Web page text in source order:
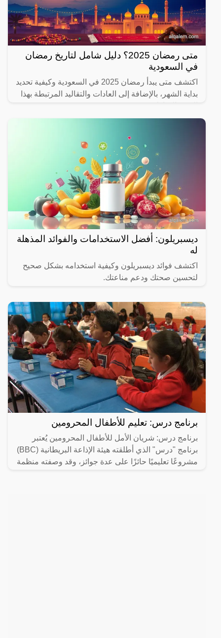
متى رمضان 2025؟ دليل شامل لتاريخ رمضان
في السعودية
اكتشف متى يبدأ رمضان 2025 في السعودية وكيفية تحديد
بداية الشهر، بالإضافة إلى العادات والتقاليد المرتبطة بهذا
ديسبريلون: أفضل الاستخدامات والفوائد المذهلة
له
اكتشف فوائد ديسبريلون وكيفية استخدامه بشكل صحيح
لتحسين صحتك ودعم مناعتك.
برنامج درس: تعليم للأطفال المحرومين
برنامج درس: شريان الأمل للأطفال المحرومين يُعتبر
برنامج "درس" الذي أطلقته هيئة الإذاعة البريطانية (BBC)
مشروعًا تعليميًا حائزًا على عدة جوائز، وقد وصفته منظمة